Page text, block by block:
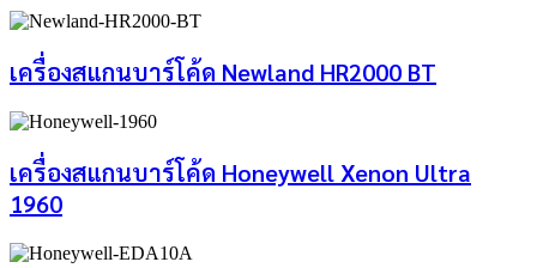
เครื่องสแกนบาร์โค้ด Newland HR2000 BT
เครื่องสแกนบาร์โค้ด Honeywell Xenon Ultra
1960